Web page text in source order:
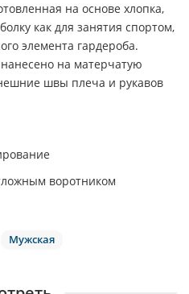
на основе хлопка,
как для занятия спортом,
элемента гардероба.
на матерчатую
швы плеча и рукавов
воротником
Мужская